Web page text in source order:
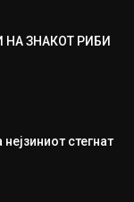
НА ЗНАКОТ РИБИ
стегнат